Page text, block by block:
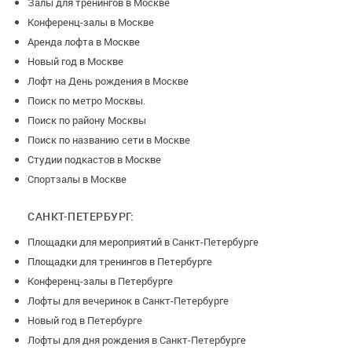
Конференц-залы в Москве
Аренда лофта в Москве
Новый год в Москве
Лофт на День рождения в Москве
Поиск по метро Москвы.
Поиск по району Москвы
Поиск по названию сети в Москве
Студии подкастов в Москве
Спортзалы в Москве
САНКТ-ПЕТЕРБУРГ:
Площадки для мероприятий в Санкт-Петербурге
Площадки для тренингов в Петербурге
Конференц-залы в Петербурге
Лофты для вечеринок в Санкт-Петербурге
Новый год в Петербурге
Лофты для дня рождения в Санкт-Петербурге